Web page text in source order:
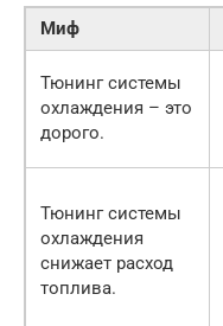
Миф
Тюнинг системы
охлаждения – это
дорого.
Тюнинг системы
охлаждения
снижает расход
топлива.